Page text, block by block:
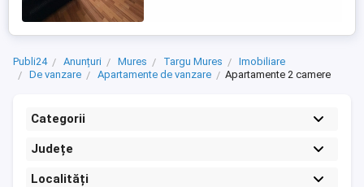
Publi24 Anunțuri Mures Targu Mures
Imobiliare
De vanzare
Apartamente de vanzare Apartamente 2 camere
Categorii
Județe
Localități